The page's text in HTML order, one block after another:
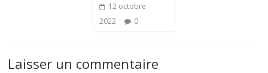
12 octobre
2022
0
Laisser un commentaire